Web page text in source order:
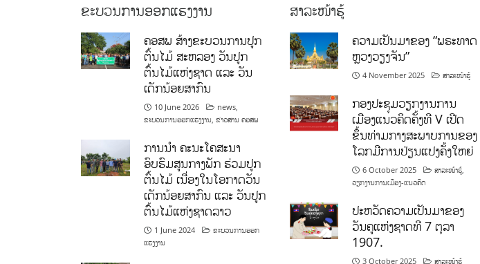
ຂະບວນການອອກແຮງງານ
ຄອສພ ສ້າງຂະບວນການປູກ
ຕົ້ນໄມ້ ສະຫລອງ ວັນປູກ
ຕົ້ນໄມ້ແຫ່ງຊາດ ແລະ ວັນ
ເດັກນ້ອຍສາກົນ
10 June 2026 news,
ຂະບວນການອອກແຮງງານ, ຂ່າວສານ ຄອສພ
ການນໍາ ຄະນະໂຄສະນາ
ອົບຮົມສູນກາງພັກ ຮ່ວມປູກ
ຕົ້ນໄມ້ ເນື່ອງໃນໂອກາດວັນ
ເດັກນ້ອຍສາກົນ ແລະ ວັນປູກ
ຕົ້ນໄມ້ແຫ່ງຊາດລາວ
1 June 2024
ຂະບວນການອອກ
ແຮງງານ
ສາລະໜ້າຮູ້
ຄວາມເປັນມາຂອງ “ພຣະທາດ
ຫຼວງວຽງຈັນ”
4 November 2025 ສາລະໜ້າຮູ້
ກອງປະຊຸມວຽກງານການ
ເມືອງແນວຄິດຄັ້ງທີ V ເປີດ
ຂຶ້ນທ່າມກາງສະພາບການຂອງ
ໂລກມີການປ່ຽນແປງຄັ້ງໃຫຍ່
6 October 2025 ສາລະໜ້າຮູ້,
ວຽກງານການເມືອງ-ແນວຄິດ
ປະຫວັດຄວາມເປັນມາຂອງ
ວັນຄູແຫ່ງຊາດທີ 7 ຕຸລາ
1907.
3 October 2025 ສາລະໜ້າຮູ້